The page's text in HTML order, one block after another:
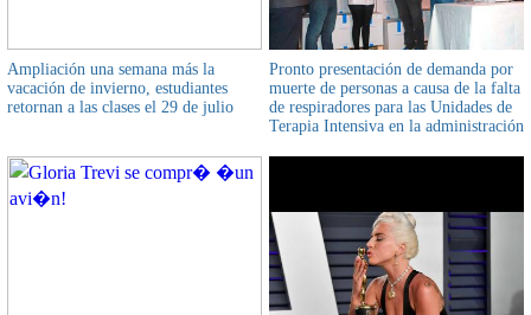
Ampliación una semana más la
vacación de invierno, estudiantes
retornan a las clases el 29 de julio
Pronto presentación de demanda por
muerte de personas a causa de la falta
de respiradores para las Unidades de
Terapia Intensiva en la administración